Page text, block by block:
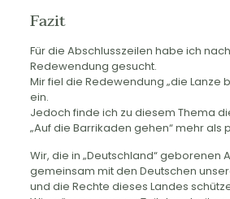
Fazit
Für die Abschlusszeilen habe ich
Redewendung gesucht.
Mir fiel die Redewendung „die Lanze
ein.
Jedoch finde ich zu diesem Thema
„Auf die Barrikaden gehen“ mehr als
Wir, die in „Deutschland“ geborenen
gemeinsam mit den Deutschen
und die Rechte dieses Landes